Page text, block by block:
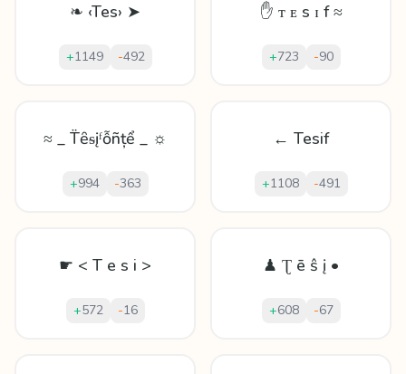
❧ ‹Tes› ➤
+1149 -492
✋ ᴛ ᴇ s ɪ f ≈
+723 -90
≈ _ T̈ȇᵴįᶠỗñțể _ ☼
+994 -363
← Tesif
+1108 -491
☛ < T e s i >
+572 -16
♟ Ʈ ē ŝ į •
+608 -67